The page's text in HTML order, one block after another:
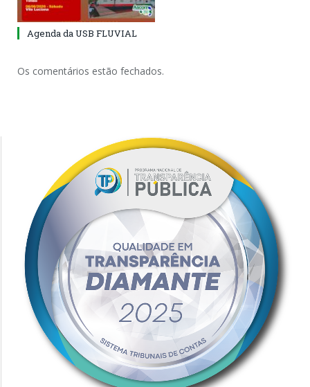
Agenda da USB FLUVIAL
Os comentários estão fechados.